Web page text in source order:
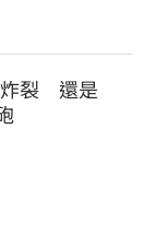
裂　還是